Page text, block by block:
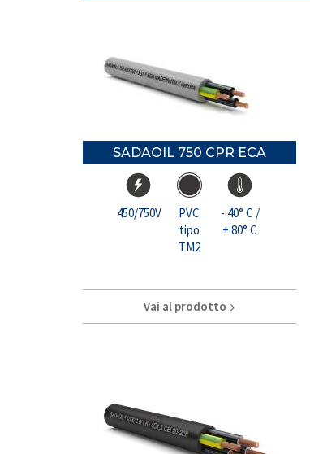
SADAOIL 750 CPR ECA
450/750V
PVC
tipo
TM2
- 40° C /
+ 80° C
Vai al prodotto